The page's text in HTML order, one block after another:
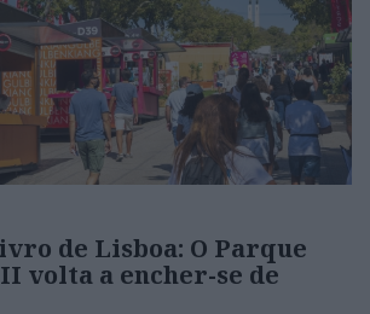
de Lisboa: O Parque
volta a encher-se de